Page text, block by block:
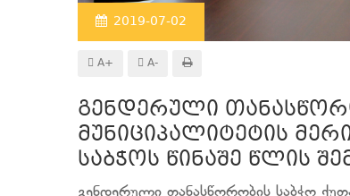
2019-07-02
A+ A-
გენდერული
მუნიციპალიტეტის
საბჭოს წინაშე წლის
გენდერული თანასწორობის საბჭო